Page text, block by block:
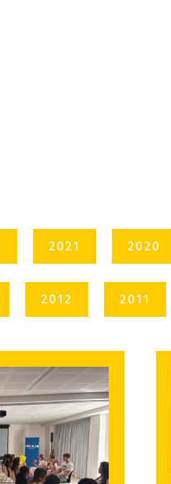
2021 2020
2012 2011